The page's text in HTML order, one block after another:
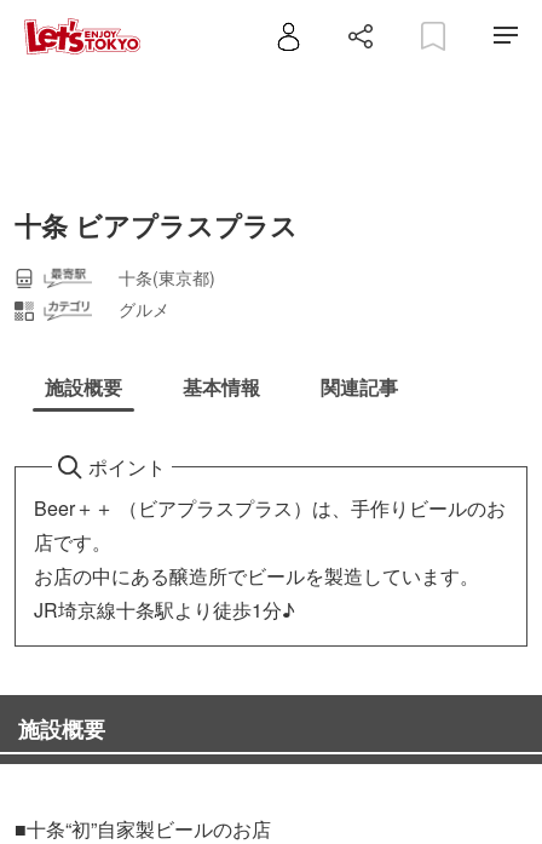
十条 ビアプラスプラス
十条(東京都)
グルメ
施設概要 基本情報 関連記事
ポイント
Beer＋＋ （ビアプラスプラス）は、手作りビールのお
店です。
お店の中にある醸造所でビールを製造しています。
JR埼京線十条駅より徒歩1分♪
施設概要
■十条“初”自家製ビールのお店